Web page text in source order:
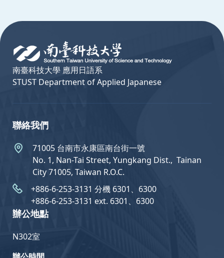
南臺科技大學 應用日語系
STUST Department of Applied Japanese
聯絡我們
71005 台南市永康區南台街一號
No. 1, Nan-Tai Street, Yungkang Dist.,  Tainan
City 71005, Taiwan R.O.C.
+886-6-253-3131 分機 6301、6300
+886-6-253-3131 ext. 6301、6300
辦公地點
N302室